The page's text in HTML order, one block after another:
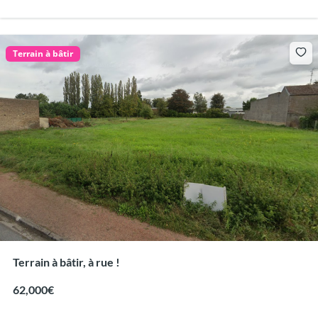
Terrain à bâtir
Terrain à bâtir, à rue !
62,000€